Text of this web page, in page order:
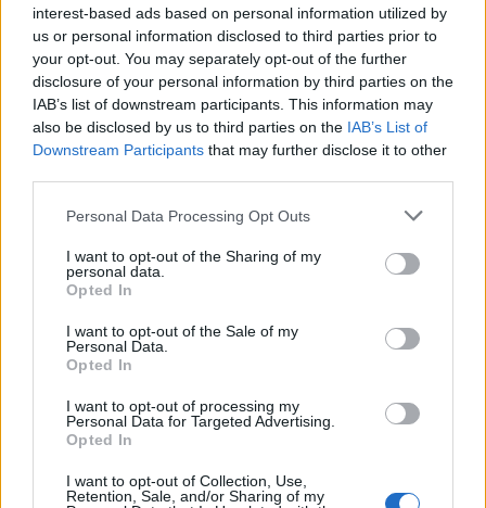
interest-based ads based on personal information utilized by
us or personal information disclosed to third parties prior to
your opt-out. You may separately opt-out of the further
disclosure of your personal information by third parties on the
IAB’s list of downstream participants. This information may
also be disclosed by us to third parties on the IAB’s List of
Downstream Participants that may further disclose it to other
Please note that this website/app uses one or more Google
not limited to your visit or usage behaviour. You may click to
grant or deny consent to Google and its third-party tags to
use your data for below specified purposes in below Google
consent section.
Personal Data Processing Opt Outs
I want to opt-out of the Sharing of my
personal data.
Opted In
I want to opt-out of the Sale of my
Personal Data.
Opted In
I want to opt-out of processing my
Personal Data for Targeted Advertising.
Opted In
I want to opt-out of Collection, Use,
Retention, Sale, and/or Sharing of my
UAntry, avagy uniós hatalmi
viszonyok az ukrán csatlakozás után
Kóczy László•2024. február 01.
Zárt ajtók mögött az esetleges ukrán csatlakozás
révén növekvő amerikai befolyásra figyelmezetett